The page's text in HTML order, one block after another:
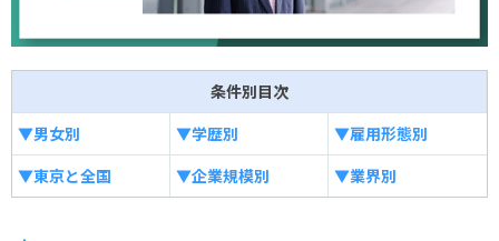
条件別目次
▼男女別
▼学歴別
▼雇用形態別
▼東京と全国
▼企業規模別 ▼業界別